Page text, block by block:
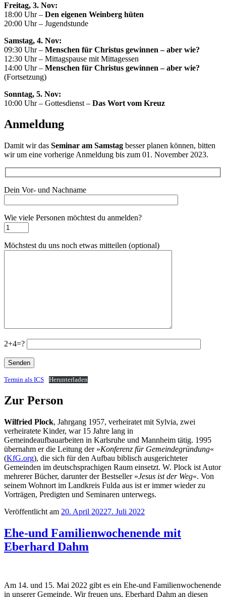
Freitag, 3. Nov:
18:00 Uhr – Den eigenen Weinberg hüten
20:00 Uhr – Jugendstunde
Samstag, 4. Nov:
09:30 Uhr – Menschen für Christus gewinnen – aber wie?
12:30 Uhr – Mittagspause mit Mittagessen
14:00 Uhr – Menschen für Christus gewinnen – aber wie?
(Fortsetzung)
Sonntag, 5. Nov:
10:00 Uhr – Gottesdienst – Das Wort vom Kreuz
Anmeldung
Damit wir das Seminar am Samstag besser planen können, bitten
wir um eine vorherige Anmeldung bis zum 01. November 2023.
Dein Vor- und Nachname
Wie viele Personen möchtest du anmelden?
Möchstest du uns noch etwas mitteilen (optional)
2+4=?
Termin als ICS Herunterladen
Zur Person
Wilfried Plock, Jahrgang 1957, verheiratet mit Sylvia, zwei
verheiratete Kinder, war 15 Jahre lang in
Gemeindeaufbauarbeiten in Karlsruhe und Mannheim tätig. 1995
übernahm er die Leitung der »Konferenz für Gemeindegründung«
(KfG.org), die sich für den Aufbau biblisch ausgerichteter
Gemeinden im deutschsprachigen Raum einsetzt. W. Plock ist Autor
mehrerer Bücher, darunter der Bestseller »Jesus ist der Weg«. Von
seinem Wohnort im Landkreis Fulda aus ist er immer wieder zu
Vorträgen, Predigten und Seminaren unterwegs.
Veröffentlicht am 20. April 20227. Juli 2022
Ehe-und Familienwochenende mit
Eberhard Dahm
Am 14. und 15. Mai 2022 gibt es ein Ehe-und Familienwochenende
in unserer Gemeinde. Wir freuen uns, Eberhard Dahm an diesen